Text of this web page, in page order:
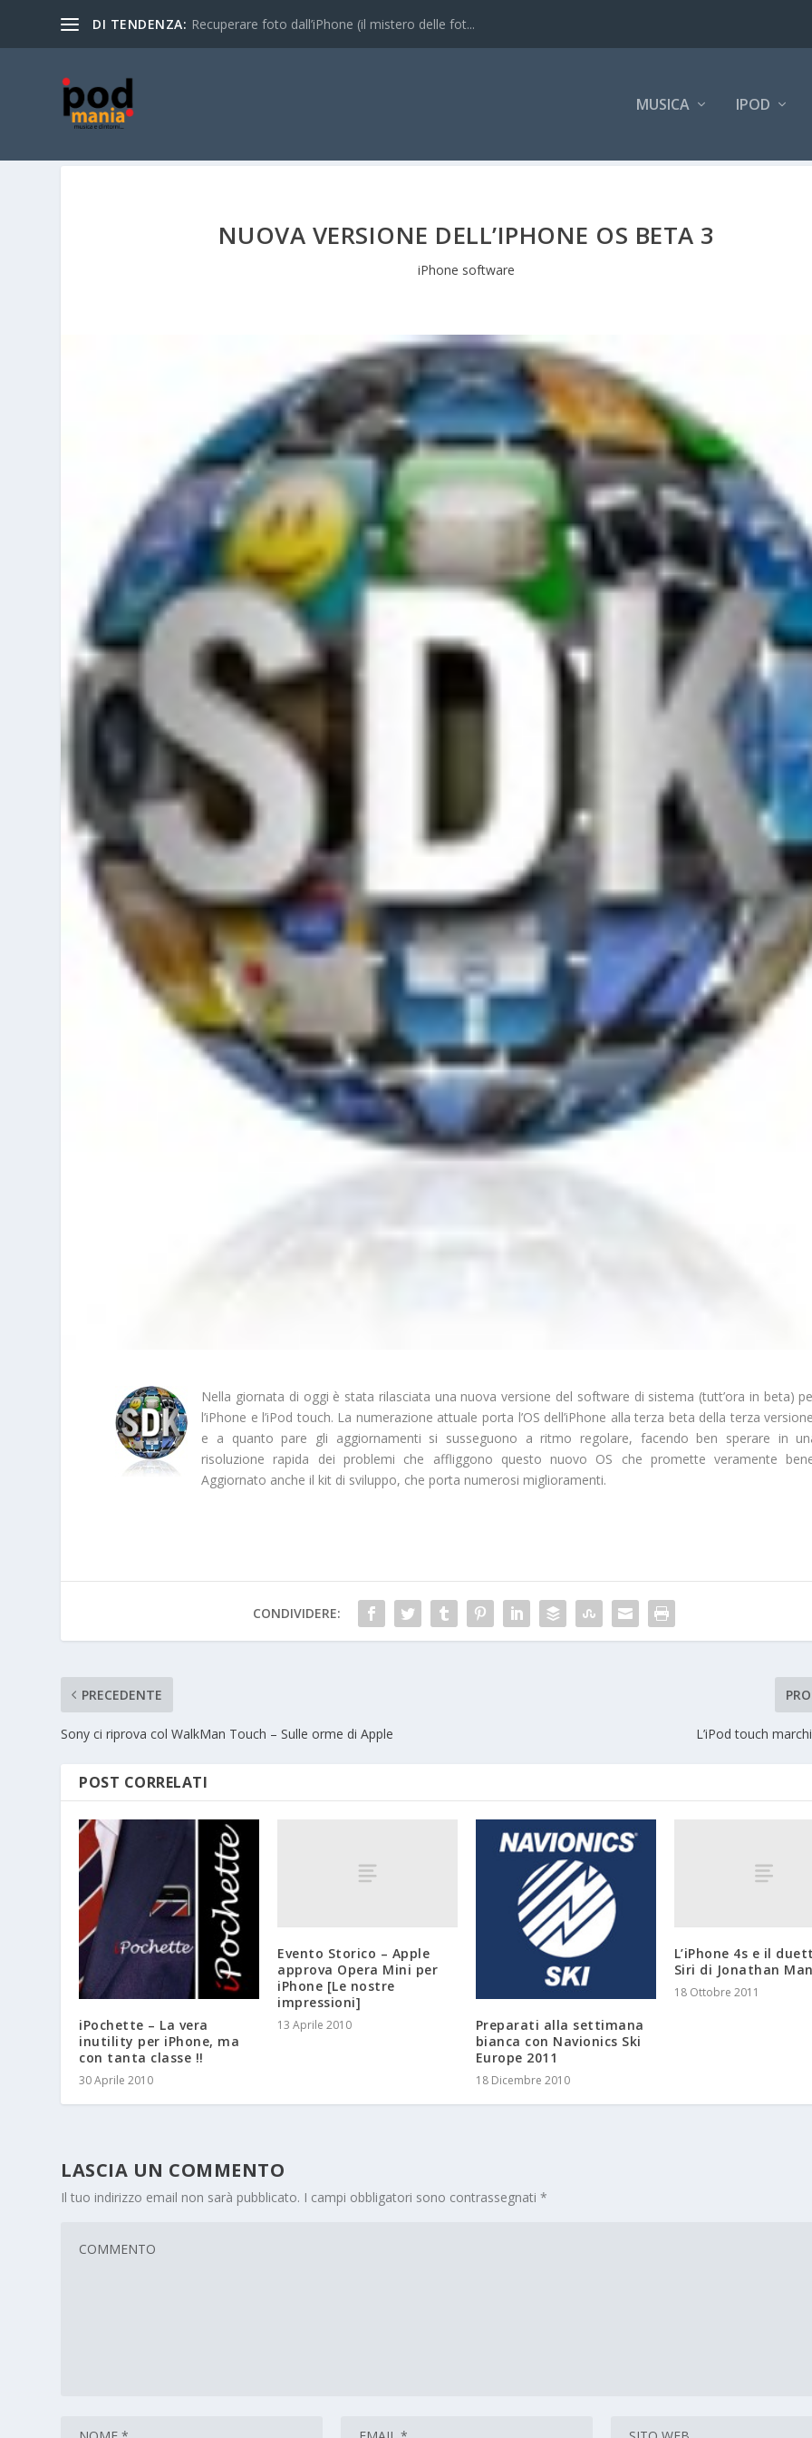
DI TENDENZA: Recuperare foto dall’iPhone (il mistero delle fot...
MUSICA IPOD
NUOVA VERSIONE DELL’IPHONE OS BETA 3
iPhone software
Nella giornata di oggi è stata rilasciata una nuova versione del software di sistema (tutt’ora in beta)
l’iPhone e l’iPod touch. La numerazione attuale porta l’OS dell’iPhone alla terza beta della terza
e a quanto pare gli aggiornamenti si susseguono a ritmo regolare, facendo ben sperare in
risoluzione rapida dei problemi che affliggono questo nuovo OS che promette veramente
Aggiornato anche il kit di sviluppo, che porta numerosi miglioramenti.
CONDIVIDERE:
PRECEDENTE
Sony ci riprova col WalkMan Touch – Sulle orme di Apple L’iPod touch
POST CORRELATI
iPochette – La vera
inutility per iPhone, ma
con tanta classe !!
30 Aprile 2010
Evento Storico – Apple
approva Opera Mini per
iPhone [Le nostre
impressioni]
13 Aprile 2010
Preparati alla settimana
bianca con Navionics Ski
Europe 2011
18 Dicembre 2010
L’iPhone 4s e il
Siri di Jonathan
18 Ottobre 2011
LASCIA UN COMMENTO
Il tuo indirizzo email non sarà pubblicato. I campi obbligatori sono contrassegnati*